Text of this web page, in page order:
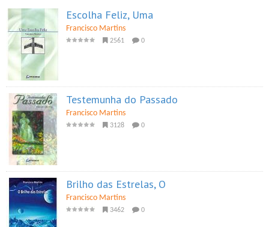
Escolha Feliz, Uma
Francisco Martins
2561 0
Testemunha do Passado
Francisco Martins
3128 0
Brilho das Estrelas, O
Francisco Martins
3462 0